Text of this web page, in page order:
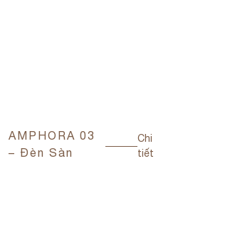
AMPHORA 03
– Đèn Sàn
Chi
tiết